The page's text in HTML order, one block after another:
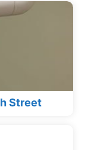
Street